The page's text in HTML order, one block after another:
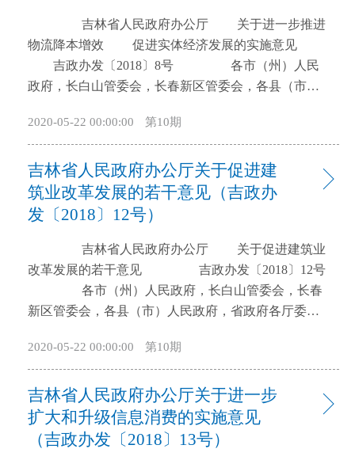
固树立新发展理念，以加快物流业供给侧结构性改革
为统领，以体制机制创新为动力，以完善政策支持为
路径，坚持市场为主、问题导向、创新驱动、规范发
展，着力补齐发展短板，提高运行效率，促进消费升
准、可追溯、新模式、高效率”的现代化冷链物流发展
新格局。 （二）主要目标。 到2020年，培育
壮大一批具有较强资源整合能力的冷链物流龙头企
业，建成一批规模化、专业化、现代化的跨区域冷链
物流配送中心，初步形成布局合理、设施先进、上下
产业的冷链物流服务体系。冷链物流信息化、标准化
水平大幅提升，普遍实现冷链服务全程可视、可追
溯，生鲜农产品和易腐食品冷链流通率、冷藏运输率
显著提高，腐损率明显降低，食品安全保障能力进一
系统梳理现行冷链物流各类标准，统筹推进冷链
物流地方标准制修订工作，结合运输鲜活农产品品种
具体特点，就运输、出入库的温度变化区间和操作时
间等制定科学、严格、系统的操作管理规范和标准。
密切跟踪国家冷链物流标准制定最新进展，坚决落实
物流降本增效 促进实体经济发展的实施意见
吉政办发〔2018〕8号 各市（州）人民
政府，长白山管委会，长春新区管委会，各县（市）
《国务院办公厅关于进一步推进物流降本增效促进实
体经济发展的意见》(国办发〔2017〕73号)精神，为
进一步推进我省物流降本增效，着力营造物流业良好
发展环境，提升物流业发展水平，促进实体经济健康
发展，经省政府同意，现提出以下实施意见:
（一）优化道路运输通行管理。规范大件运输许可管
理。进一步完善吉林省跨省大件运输并联许可工作，
优化许可程序，缩短办理时限，降低办理成本，提高
审批效率，提升公路交通服务水平。改进危险货物运
不同危险程度的危险货物运输，强化对危险性较高的
“爆炸、剧毒、强腐蚀性”危险货物的安全管理，加强
对危险货物运输车辆的动态监控和从业人员的安全监
管；严格按照《交通运输部关于进一步规范限量瓶装
氮气等气体道路运输管理有关事项的通知》（交运发
2020-05-22 00:00:00 第10期
吉林省人民政府办公厅关于促进建
筑业改革发展的若干意见（吉政办
发〔2018〕12号）
改革发展的若干意见 吉政办发〔2018〕12号
新区管委会，各县（市）人民政府，省政府各厅委
于促进建筑业持续健康发展的意见》（国办发
〔2017〕19号），促进我省建筑业改革发展，经省政
府同意，结合我省实际，提出如下意见： 一、支
持企业转型发展 支持本省建筑企业进入基础设施
领域，参与轨道交通、桥梁隧道、综合管廊、海绵城
2020-05-22 00:00:00 第10期
吉林省人民政府办公厅关于进一步
扩大和升级信息消费的实施意见
（吉政办发〔2018〕13号）